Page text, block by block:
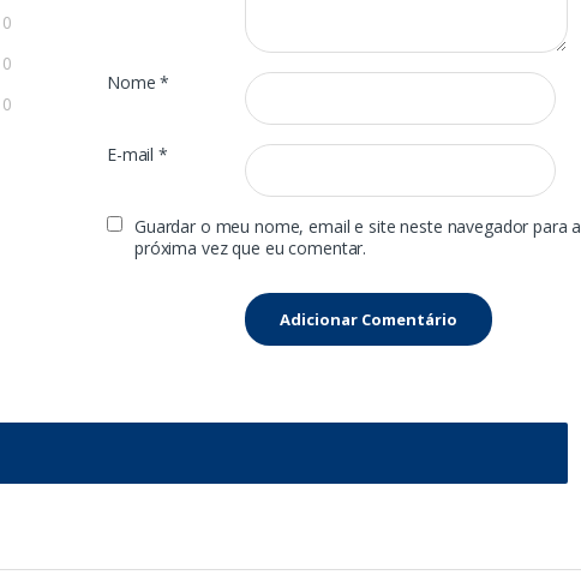
0
0
0
Nome*
E-mail*
Guardar o meu nome, email e site neste navegador para a
próxima vez que eu comentar.